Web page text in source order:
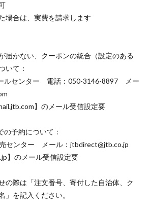
場合は、実費を請求します
届かない、クーポンの統合（設定のある
いて：
ルセンター 電話：050-3146-8897 メー
】のメール受信設定要
の予約について：
センター メール：jtbdirect@jtb.co.jp
】のメール受信設定要
の際は「注文番号、寄付した自治体、ク
」を記入ください。